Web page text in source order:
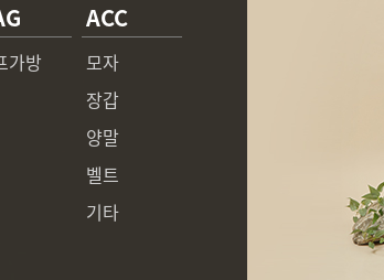
가방
ACC
모자
장갑
양말
벨트
기타